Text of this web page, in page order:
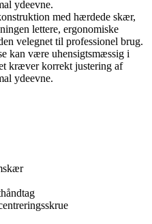
ydeevne.
med hærdede skær,
lettere, ergonomiske
velegnet til professionel brug.
kan være uhensigtsmæssig i
kræver korrekt justering af
ydeevne.